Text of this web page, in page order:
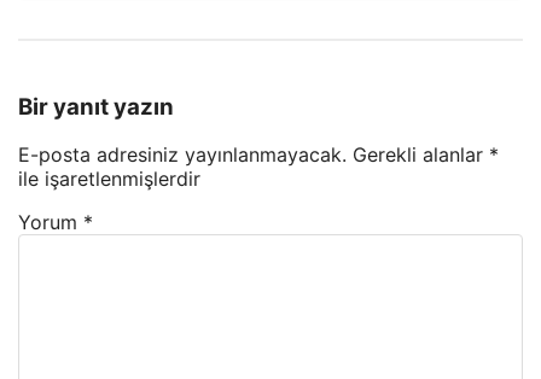
Bir yanıt yazın
E-posta adresiniz yayınlanmayacak. Gerekli alanlar *
ile işaretlenmişlerdir
Yorum *